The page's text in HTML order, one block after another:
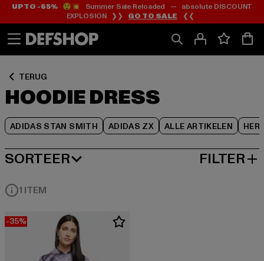
Ga
naar
Ga
naar
UP TO -65%😲💥 Summer Sale Reloaded — absolute DISCOUNT
EXPLOSION ❯❯ GO TO SALE ❮❮
TERUG
HOODIE DRESS
ADIDAS STAN SMITH ADIDAS ZX ALLE ARTIKELEN
Ga
naar
Rooster
SORTEER
MEEST POPULAIRE FILTER
1 ITEM
-35%